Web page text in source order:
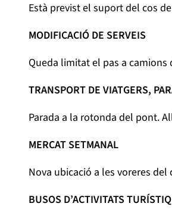
Està previst el suport del cos
MODIFICACIÓ DE SERVEIS
Queda limitat el pas a
TRANSPORT DE VIATGERS,
Parada a la rotonda del pont.
MERCAT SETMANAL
Nova ubicació a les voreres del
BUSOS D’ACTIVITATS